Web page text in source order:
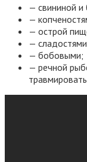
— свининой и
—
— острой
—
— бобовыми;
— речной